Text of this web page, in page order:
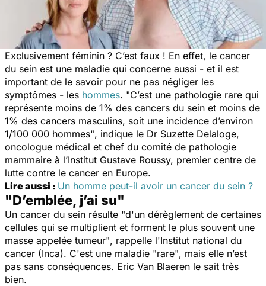
Exclusivement féminin ? C’est faux ! En effet, le cancer
du sein est une maladie qui concerne aussi - et il est
important de le savoir pour ne pas négliger les
symptômes - les hommes. "C’est une pathologie rare qui
représente moins de 1% des cancers du sein et moins de
1% des cancers masculins, soit une incidence d’environ
1/100 000 hommes", indique le Dr Suzette Delaloge,
oncologue médical et chef du comité de pathologie
mammaire à l’Institut Gustave Roussy, premier centre de
lutte contre le cancer en Europe.
Lire aussi : Un homme peut-il avoir un cancer du sein ?
"D’emblée, j’ai su"
Un cancer du sein résulte "d'un dérèglement de certaines
cellules qui se multiplient et forment le plus souvent une
masse appelée tumeur", rappelle l'Institut national du
cancer (Inca). C'est une maladie "rare", mais elle n’est
pas sans conséquences. Eric Van Blaeren le sait très
bien.